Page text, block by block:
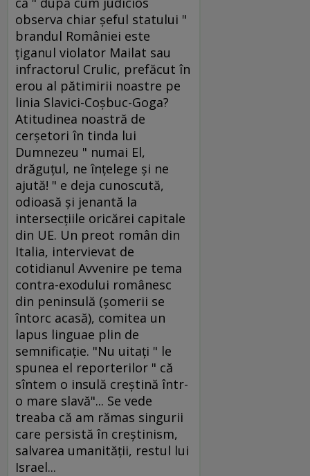
observa chiar şeful statului "
brandul României este
ţiganul violator Mailat sau
infractorul Crulic, prefăcut în
erou al pătimirii noastre pe
linia Slavici-Coşbuc-Goga?
Atitudinea noastră de
cerşetori în tinda lui
Dumnezeu " numai El,
drăguţul, ne înţelege şi ne
ajută! " e deja cunoscută,
odioasă şi jenantă la
intersecţiile oricărei capitale
din UE. Un preot român din
Italia, intervievat de
cotidianul Avvenire pe tema
contra-exodului românesc
din peninsulă (şomerii se
întorc acasă), comitea un
lapus linguae plin de
semnificaţie. "Nu uitaţi " le
spunea el reporterilor " că
sîntem o insulă creştină într-
o mare slavă"... Se vede
treaba că am rămas singurii
care persistă în creştinism,
salvarea umanităţii, restul lui
Israel...